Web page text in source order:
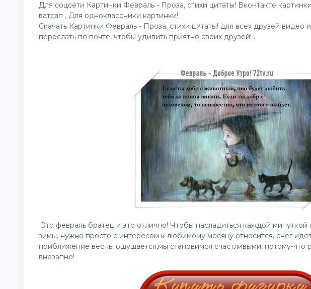
Для соцсети Картинки Февраль - Проза, стихи цитаты! Вконтакте
ватсап , Для одноклассники картинки!
Скачать Картинки Февраль - Проза, стихи цитаты! для всех друзей видео
переслать по почте, чтобы удивить приятно своих друзей! .
Это февраль братец и это отлично! Чтобы насладиться каждой
зимы, нужно просто с интересом к любимому месяцу относится, снег
приближение весны ощущается,мы становимся счастливыми, потому-что
внезапно!